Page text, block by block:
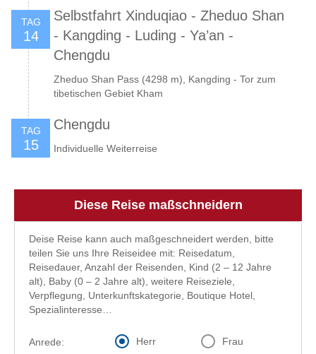
TAG
14
Selbstfahrt Xinduqiao - Zheduo Shan
- Kangding - Luding - Ya’an -
Chengdu
Zheduo Shan Pass (4298 m), Kangding - Tor zum
tibetischen Gebiet Kham
TAG
15
Chengdu
Individuelle Weiterreise
Diese Reise maßschneidern
Deise Reise kann auch maßgeschneidert werden, bitte
teilen Sie uns Ihre Reiseidee mit: Reisedatum,
Reisedauer, Anzahl der Reisenden, Kind (2 – 12 Jahre
alt), Baby (0 – 2 Jahre alt), weitere Reiseziele,
Verpflegung, Unterkunftskategorie, Boutique Hotel,
Spezialinteresse…
Anrede: Herr Frau